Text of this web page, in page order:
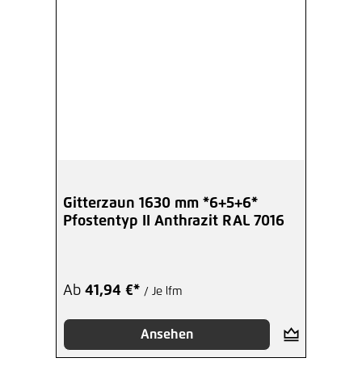
Gitterzaun 1630 mm *6+5+6*
Pfostentyp II Anthrazit RAL 7016
Ab 41,94 €* / Je lfm
Ansehen